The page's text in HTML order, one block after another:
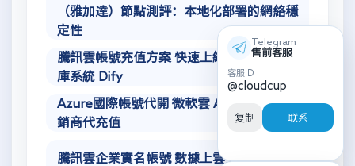
（雅加達）節點測評：本地化部署的網絡穩
定性
騰訊雲帳號充值方案 快速上線大模型知識
庫系統 Dify
Azure國際帳號代開 微軟雲 Azure 國際分
銷商代充值
騰訊雲企業實名帳號 數據上雲安全策略
Telegram
售前客服
客服ID
@cloudcup
复制 联系